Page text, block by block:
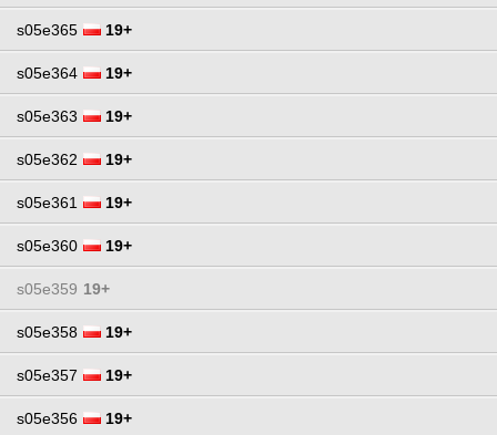
s05e365 19+
s05e364 19+
s05e363 19+
s05e362 19+
s05e361 19+
s05e360 19+
s05e359 19+
s05e358 19+
s05e357 19+
s05e356 19+